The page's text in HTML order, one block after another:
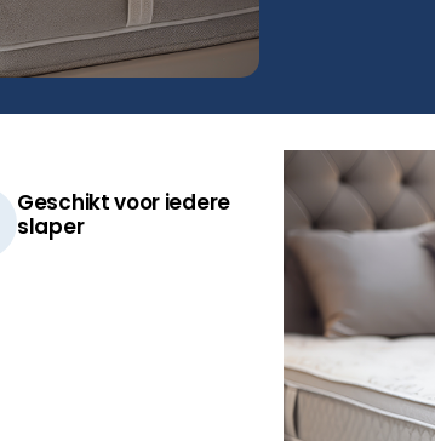
Geschikt voor iedere
slaper​